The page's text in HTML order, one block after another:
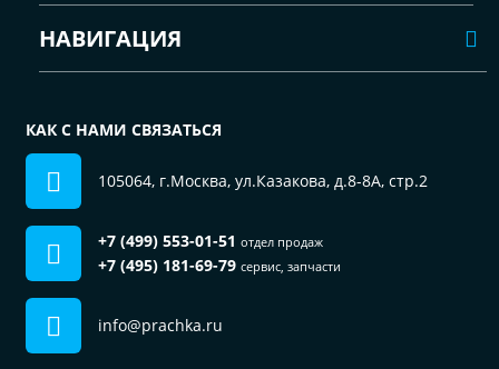
НАВИГАЦИЯ
КАК С НАМИ СВЯЗАТЬСЯ
105064, г.Москва, ул.Казакова, д.8-8А, стр.2
+7 (499) 553-01-51 отдел продаж
+7 (495) 181-69-79 сервис, запчасти
info@prachka.ru